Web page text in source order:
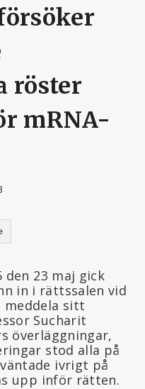
röster
mRNA-
den 23 maj gick
in i rättssalen vid
sitt
Sucharit
överläggningar,
stod alla på
ivrigt på
upp inför rätten.